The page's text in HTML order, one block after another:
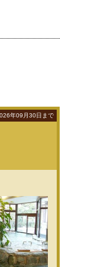
年09月30日まで